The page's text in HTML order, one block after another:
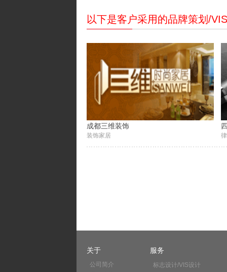
以下是客户采用的品牌策划/VIS
成都三维装饰
装饰家居
关于
公司简介
服务
标志设计/VIS设计